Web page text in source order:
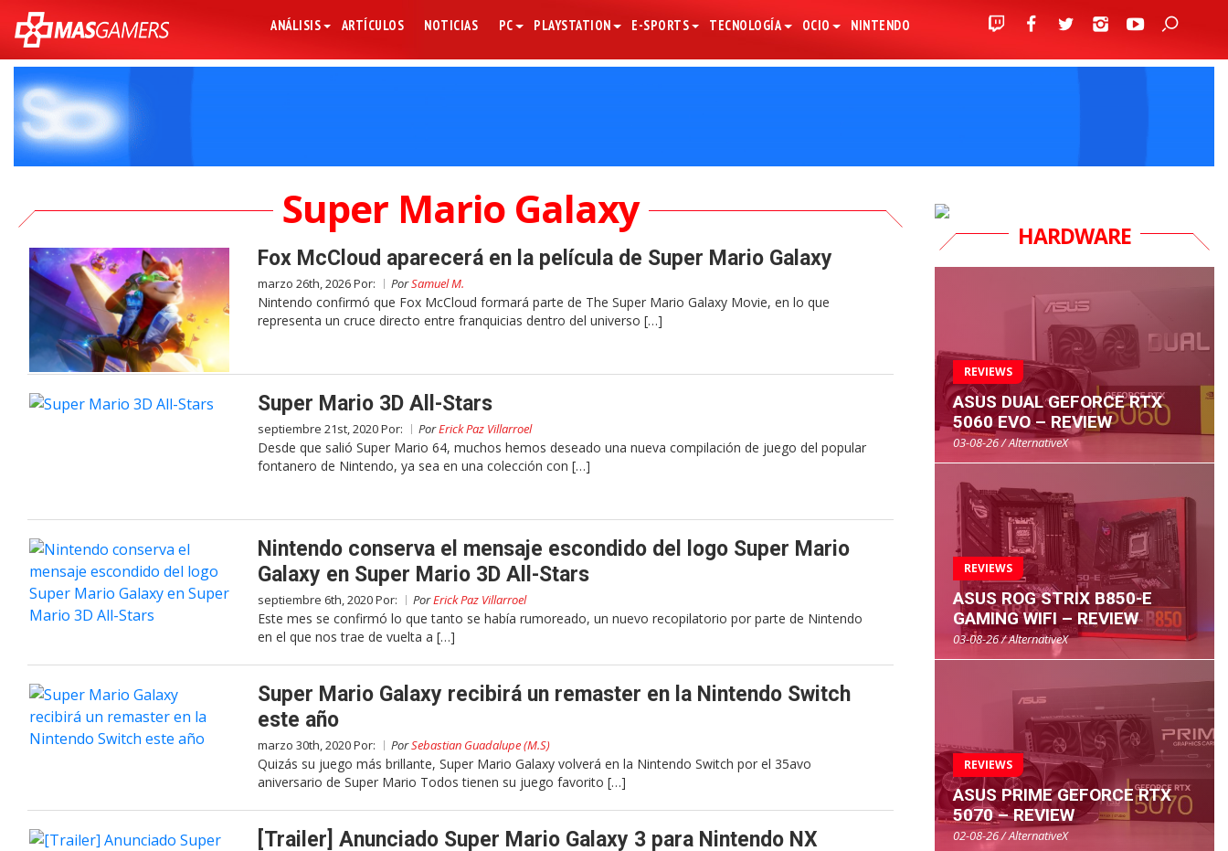
ANÁLISIS ARTÍCULOS NOTICIAS PC PLAYSTATION E-SPORTS TECNOLOGÍA OCIO NINTENDO
Super Mario Galaxy
Fox McCloud aparecerá en la película de Super Mario Galaxy
marzo 26th, 2026 Por: PorSamuel M.
Nintendo confirmó que Fox McCloud formará parte de The Super Mario Galaxy Movie, en lo que
representa un cruce directo entre franquicias dentro del universo […]
Super Mario 3D All-Stars
septiembre 21st, 2020 Por: PorErick Paz Villarroel
Desde que salió Super Mario 64, muchos hemos deseado una nueva compilación de juego del popular
fontanero de Nintendo, ya sea en una colección con […]
Nintendo conserva el mensaje escondido del logo Super Mario
Galaxy en Super Mario 3D All-Stars
septiembre 6th, 2020 Por: PorErick Paz Villarroel
Este mes se confirmó lo que tanto se había rumoreado, un nuevo recopilatorio por parte de Nintendo
en el que nos trae de vuelta a […]
Super Mario Galaxy recibirá un remaster en la Nintendo Switch
este año
marzo 30th, 2020 Por: PorSebastian Guadalupe (M.S)
Quizás su juego más brillante, Super Mario Galaxy volverá en la Nintendo Switch por el 35avo
aniversario de Super Mario Todos tienen su juego favorito […]
[Trailer] Anunciado Super Mario Galaxy 3 para Nintendo NX
HARDWARE
REVIEWS
ASUS DUAL GEFORCE RTX
5060 EVO – REVIEW
03-08-26 / AlternativeX
REVIEWS
ASUS ROG STRIX B850-E
GAMING WIFI – REVIEW
03-08-26 / AlternativeX
REVIEWS
ASUS PRIME GEFORCE RTX
5070 – REVIEW
02-08-26 / AlternativeX